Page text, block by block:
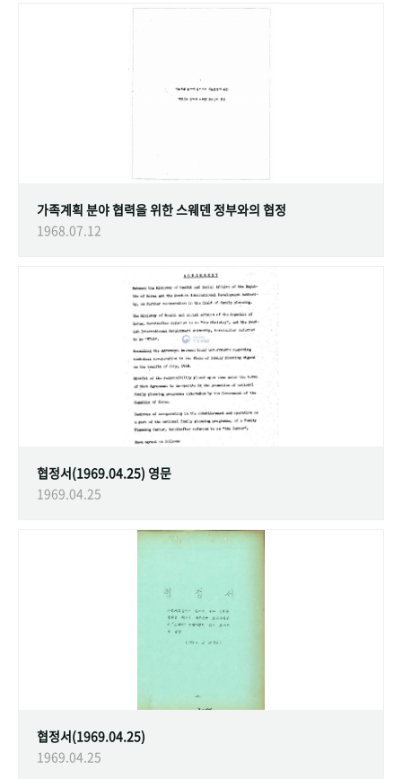
가족계획 분야 협력을 위한 스웨덴 정부와의 협정
1968.07.12
협정서(1969.04.25) 영문
1969.04.25
협정서(1969.04.25)
1969.04.25